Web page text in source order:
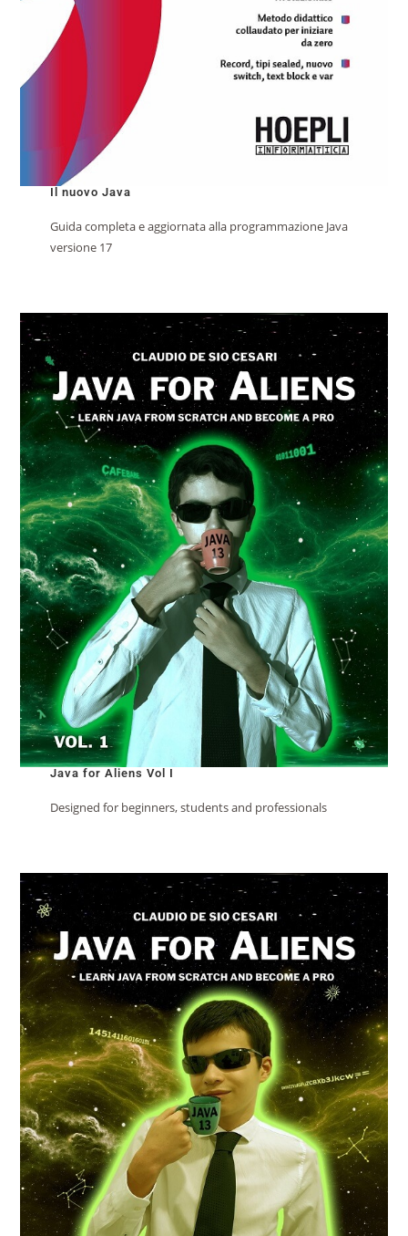
Il nuovo Java
Guida completa e aggiornata alla programmazione Java
versione 17
Java for Aliens Vol I
Designed for beginners, students and professionals